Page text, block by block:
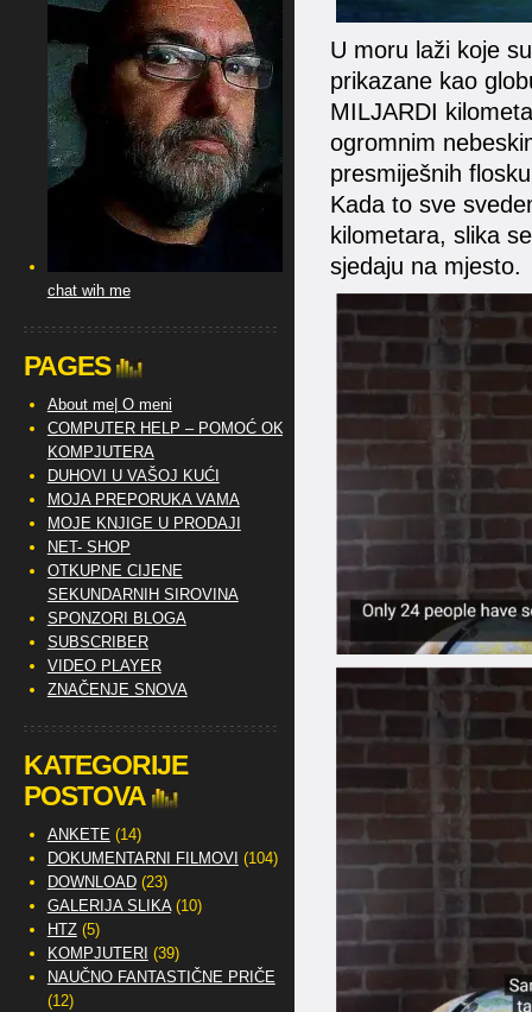
U moru laži koje
prikazane kao
MILJARDI
ogromnim
presmiješnih
Kada to sve
kilometara, slika
sjedaju na mjesto.
chat wih me
PAGES
About me| O meni
COMPUTER HELP – POMOĆ OKO
KOMPJUTERA
DUHOVI U VAŠOJ KUĆI
MOJA PREPORUKA VAMA
MOJE KNJIGE U PRODAJI
NET- SHOP
OTKUPNE CIJENE
SEKUNDARNIH SIROVINA
SPONZORI BLOGA
SUBSCRIBER
VIDEO PLAYER
ZNAČENJE SNOVA
KATEGORIJE
POSTOVA
ANKETE (14)
DOKUMENTARNI FILMOVI (104)
DOWNLOAD(23)
GALERIJA SLIKA(10)
HTZ(5)
KOMPJUTERI (39)
NAUČNO FANTASTIČNE PRIČE
(12)